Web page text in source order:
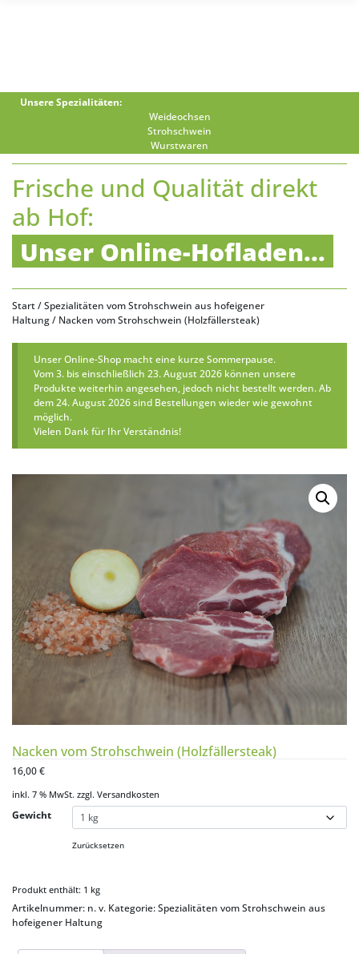
Unsere Spezialitäten:
Weideochsen
Strohschwein
Wurstwaren
Frische und Qualität direkt
ab Hof:
Unser Online-Hofladen...
Start/Spezialitäten vom Strohschwein aus hofeigener
Haltung/ Nacken vom Strohschwein (Holzfällersteak)
Unser Online-Shop macht eine kurze Sommerpause.
Vom 3. bis einschließlich 23. August 2026 können unsere
Produkte weiterhin angesehen, jedoch nicht bestellt werden. Ab
dem 24. August 2026 sind Bestellungen wieder wie gewohnt
möglich.
Vielen Dank für Ihr Verständnis!
Nacken vom Strohschwein (Holzfällersteak)
16,00€
inkl. 7 % MwSt. zzgl. Versandkosten
Gewicht
Zurücksetzen
Produkt enthält: 1 kg
Artikelnummer: n. v. Kategorie:Spezialitäten vom Strohschwein aus
hofeigener Haltung